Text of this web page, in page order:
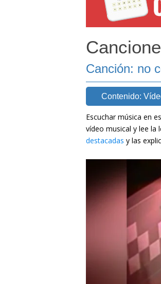
Canción: no
Contenido:
Escuchar música en
vídeo musical y lee la
destacadas y las
[wp-video-floater]